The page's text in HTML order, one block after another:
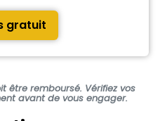
gratuit
être remboursé. Vérifiez vos
avant de vous engager.